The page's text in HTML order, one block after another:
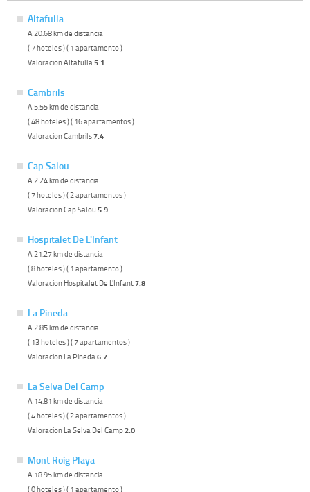
Altafulla
A 20.68 km de distancia
( 7 hoteles ) ( 1 apartamento )
Valoracion Altafulla 5.1
Cambrils
A 5.55 km de distancia
( 48 hoteles ) ( 16 apartamentos )
Valoracion Cambrils7.4
Cap Salou
A 2.24 km de distancia
( 7 hoteles ) ( 2 apartamentos )
Valoracion Cap Salou 5.9
Hospitalet De L'Infant
A 21.27 km de distancia
( 8 hoteles ) ( 1 apartamento )
Valoracion Hospitalet De L'Infant7.8
La Pineda
A 2.85 km de distancia
( 13 hoteles ) ( 7 apartamentos )
Valoracion La Pineda 6.7
La Selva Del Camp
A 14.81 km de distancia
( 4 hoteles ) ( 2 apartamentos )
Valoracion La Selva Del Camp2.0
Mont Roig Playa
A 18.95 km de distancia
( 0 hoteles ) ( 1 apartamento )